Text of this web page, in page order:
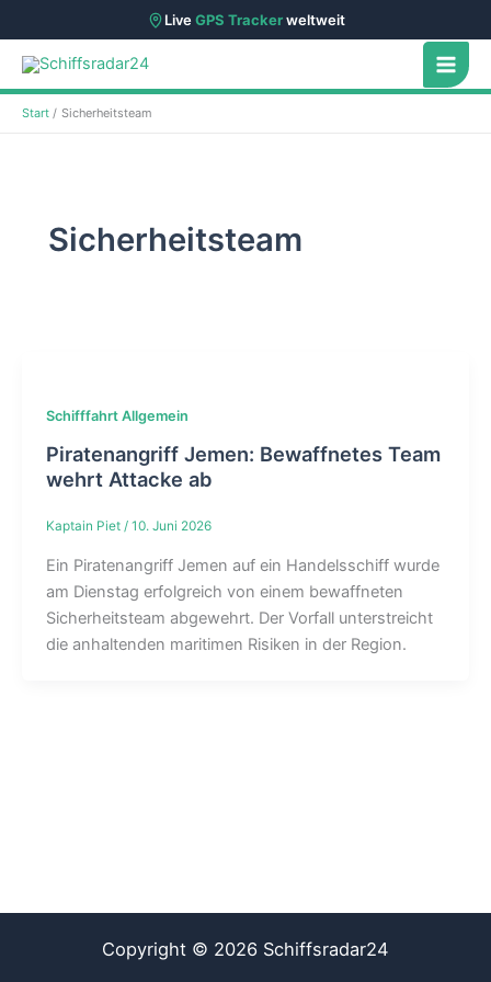
LiveGPS Trackerweltweit
Zum
Inhalt
springen
Start Sicherheitsteam
Sicherheitsteam
Schifffahrt Allgemein
Piratenangriff Jemen: Bewaffnetes Team
wehrt Attacke ab
Kaptain Piet / 10. Juni 2026
Ein Piratenangriff Jemen auf ein Handelsschiff wurde
am Dienstag erfolgreich von einem bewaffneten
Sicherheitsteam abgewehrt. Der Vorfall unterstreicht
die anhaltenden maritimen Risiken in der Region.
Copyright © 2026 Schiffsradar24